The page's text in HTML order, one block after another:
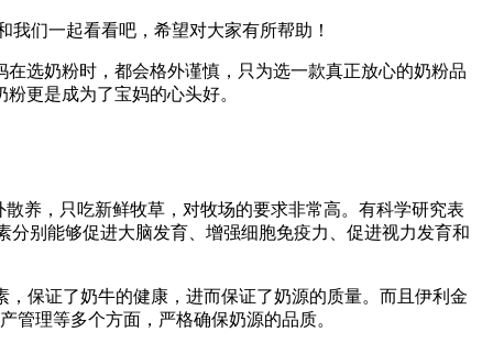
们一起看看吧，希望对大家有所帮助！
选奶粉时，都会格外谨慎，只为选一款真正放心的奶粉品
更是成为了宝妈的心头好。
养，只吃新鲜牧草，对牧场的要求非常高。有科学研究表
分别能够促进大脑发育、增强细胞免疫力、促进视力发育和
保证了奶牛的健康，进而保证了奶源的质量。而且伊利金
管理等多个方面，严格确保奶源的品质。